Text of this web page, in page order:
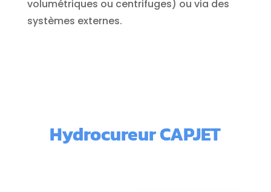
volumétriques ou centrifuges) ou via des
systèmes externes.
Hydrocureur CAPJET